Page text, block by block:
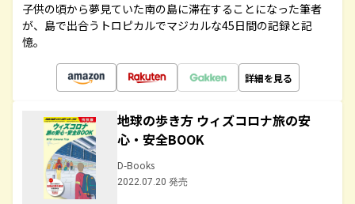
子供の頃から夢見ていた南の島に滞在することになった筆者
が、島で出合うトロピカルでマジカルな45日間の記録と記
憶。
詳細を見る
地球の歩き方 ウィズコロナ旅の安
心・安全BOOK
D-Books
2022.07.20 発売